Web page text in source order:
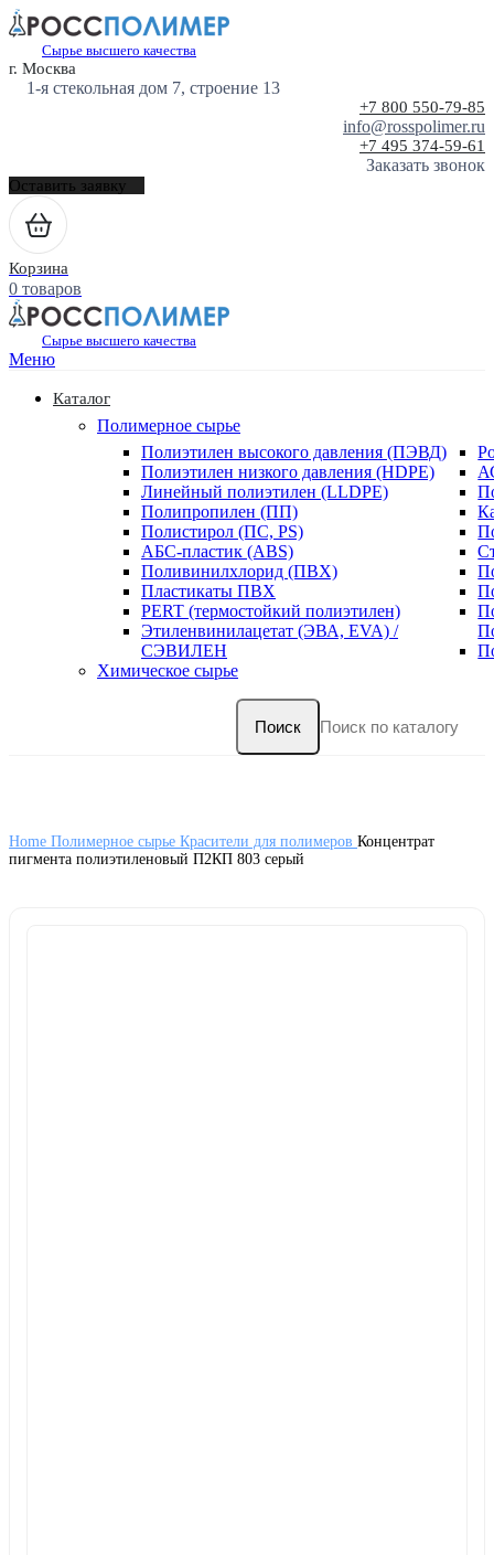
Сырье высшего качества
г. Москва
1-я стекольная дом 7, строение 13
+7 800 550-79-85
info@rosspolimer.ru
+7 495 374-59-61
Заказать звонок
Оставить заявку
Корзина
0 товаров
Сырье высшего качества
Меню
Каталог
Полимерное сырье
Полиэтилен высокого давления (ПЭВД)
Полиэтилен низкого давления (HDPE)
Линейный полиэтилен (LLDPE)
Полипропилен (ПП)
Полистирол (ПС, PS)
АБС-пластик (ABS)
Поливинилхлорид (ПВХ)
Пластикаты ПВХ
PERT (термостойкий полиэтилен)
Этиленвинилацетат (ЭВА, EVA) /
СЭВИЛЕН
Химическое сырье
Поиск
Home Полимерное сырье Красители для полимеров Концентрат
пигмента полиэтиленовый П2КП 803 серый